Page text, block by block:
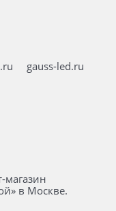
gauss-led.ru
магазин
в Москве.